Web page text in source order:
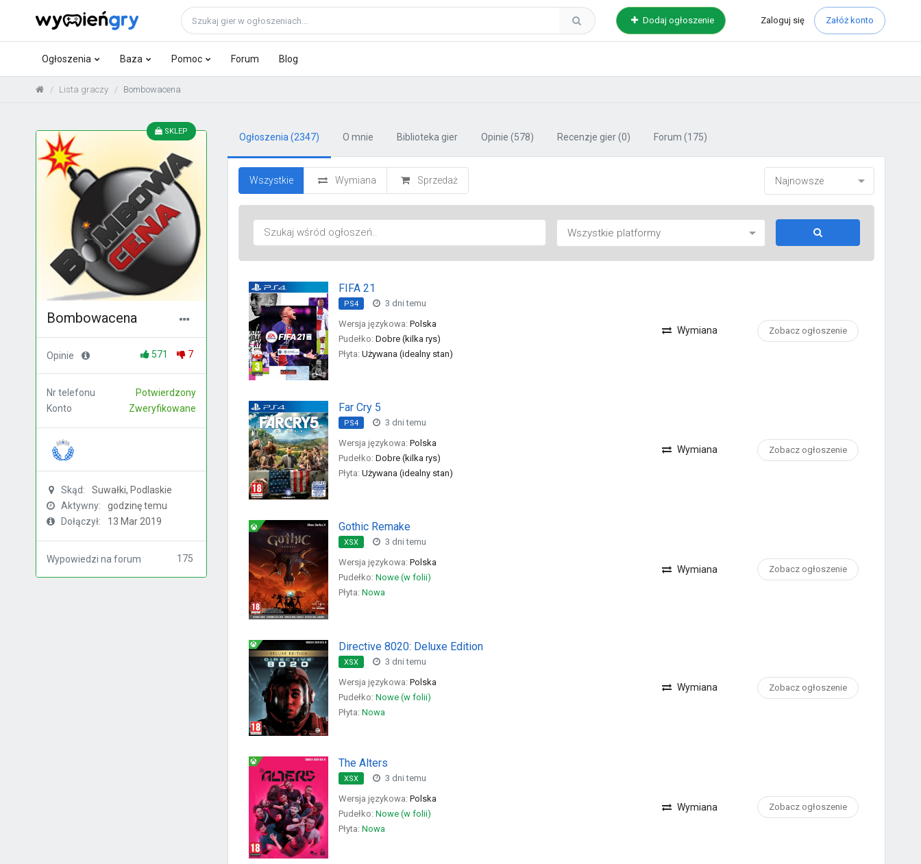
Dodaj ogłoszenie Zaloguj się Załóż konto
Ogłoszenia Baza Pomoc Forum Blog
Lista graczy Bombowacena
SKLEP
Bombowacena
Opinie 571 7
Nr telefonu
Potwierdzony
Konto
Zweryfikowane
Skąd:
Suwałki, Podlaskie
Aktywny:
godzinę temu
Dołączył:
13 Mar 2019
Wypowiedzi na forum 175
Ogłoszenia (2347) O mnie Biblioteka gier Opinie (578) Recenzje gier(0) Forum (175)
Wszystkie Wymiana Sprzedaż
FIFA 21
PS4
3 dni temu
Wersja językowa: Polska
Pudełko: Dobre (kilka rys)
Płyta: Używana (idealny stan)
Wymiana Zobacz ogłoszenie
Far Cry 5
PS4
3 dni temu
Wersja językowa: Polska
Pudełko: Dobre (kilka rys)
Płyta: Używana (idealny stan)
Wymiana Zobacz ogłoszenie
Gothic Remake
XSX
3 dni temu
Wersja językowa: Polska
Pudełko: Nowe (w folii)
Płyta: Nowa
Wymiana Zobacz ogłoszenie
Directive 8020: Deluxe Edition
XSX
3 dni temu
Wersja językowa: Polska
Pudełko: Nowe (w folii)
Płyta: Nowa
Wymiana Zobacz ogłoszenie
The Alters
XSX
3 dni temu
Wersja językowa: Polska
Pudełko: Nowe (w folii)
Płyta: Nowa
Wymiana Zobacz ogłoszenie